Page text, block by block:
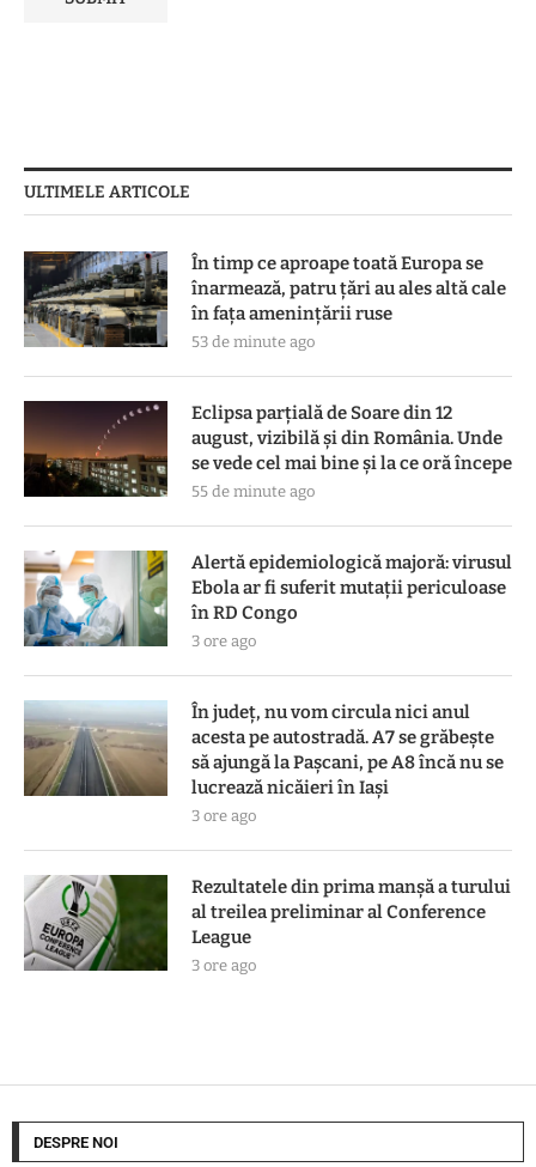
ULTIMELE ARTICOLE
În timp ce aproape toată Europa se
înarmează, patru ţări au ales altă cale
în faţa ameninţării ruse
53 de minute ago
Eclipsa parțială de Soare din 12
august, vizibilă și din România. Unde
se vede cel mai bine și la ce oră începe
55 de minute ago
Alertă epidemiologică majoră: virusul
Ebola ar fi suferit mutații periculoase
în RD Congo
3 ore ago
În județ, nu vom circula nici anul
acesta pe autostradă. A7 se grăbește
să ajungă la Pașcani, pe A8 încă nu se
lucrează nicăieri în Iași
3 ore ago
Rezultatele din prima manşă a turului
al treilea preliminar al Conference
League
3 ore ago
DESPRE NOI